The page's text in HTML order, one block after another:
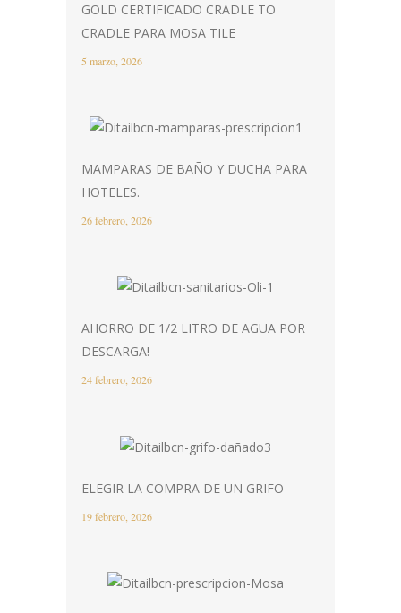
GOLD CERTIFICADO CRADLE TO
CRADLE PARA MOSA TILE
5 marzo, 2026
MAMPARAS DE BAÑO Y DUCHA PARA
HOTELES.
26 febrero, 2026
AHORRO DE 1/2 LITRO DE AGUA POR
DESCARGA!
24 febrero, 2026
ELEGIR LA COMPRA DE UN GRIFO
19 febrero, 2026